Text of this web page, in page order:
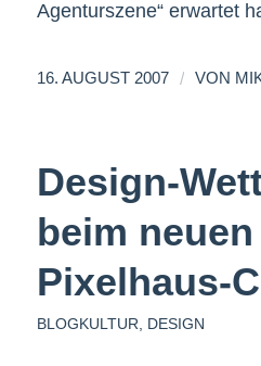
Agenturszene“ erwartet
16. AUGUST 2007 / VON
Design-
beim neuen
Pixelhaus-
BLOGKULTUR, DESIGN